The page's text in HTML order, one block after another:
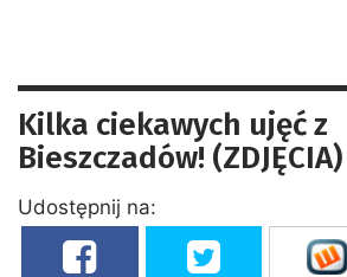
Kilka ciekawych ujęć z
Bieszczadów! (ZDJĘCIA)
Udostępnij na: